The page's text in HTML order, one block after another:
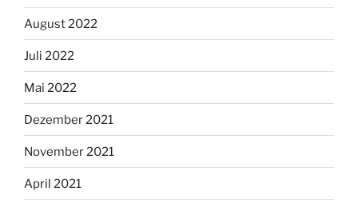
August 2022
Juli 2022
Mai 2022
Dezember 2021
November 2021
April 2021